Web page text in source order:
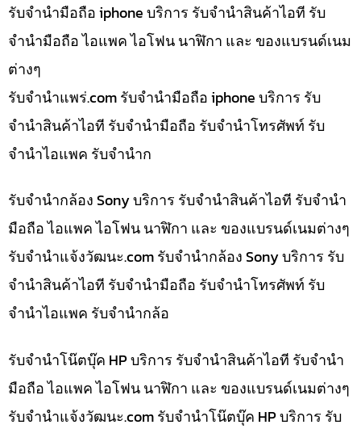
รับจำนำมือถือ iphone บริการ รับจำนำสินค้าไอที รับ
จำนำมือถือ ไอแพค ไอโฟน นาฬิกา และ ของแบรนด์เนม
ต่างๆ
รับจํานําแพร่.com รับจำนำมือถือ iphone บริการ รับ
จำนำสินค้าไอที รับจำนำมือถือ รับจำนำโทรศัพท์ รับ
จำนำไอแพค รับจำนำก
รับจำนำกล้อง Sony บริการ รับจำนำสินค้าไอที รับจำนำ
มือถือ ไอแพค ไอโฟน นาฬิกา และ ของแบรนด์เนมต่างๆ
รับจํานําแจ้งวัฒนะ.com รับจำนำกล้อง Sony บริการ รับ
จำนำสินค้าไอที รับจำนำมือถือ รับจำนำโทรศัพท์ รับ
จำนำไอแพค รับจำนำกล้อ
รับจำนำโน๊ตบุ๊ค HP บริการ รับจำนำสินค้าไอที รับจำนำ
มือถือ ไอแพค ไอโฟน นาฬิกา และ ของแบรนด์เนมต่างๆ
รับจํานําแจ้งวัฒนะ.com รับจำนำโน๊ตบุ๊ค HP บริการ รับ